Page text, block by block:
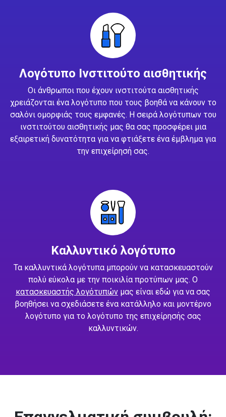
Λογότυπο Ινστιτούτο αισθητικής
Οι άνθρωποι που έχουν ινστιτούτα αισθητικής
χρειάζονται ένα λογότυπο που τους βοηθά να κάνουν το
σαλόνι ομορφιάς τους εμφανές. Η σειρά λογότυπων του
ινστιτούτου αισθητικής μας θα σας προσφέρει μια
εξαιρετική δυνατότητα για να φτιάξετε ένα έμβλημα για
την επιχείρησή σας.
Καλλυντικό λογότυπο
Τα καλλυντικά λογότυπα μπορούν να κατασκευαστούν
πολύ εύκολα με την ποικιλία προτύπων μας. Ο
κατασκευαστής λογότυπών μας είναι εδώ για να σας
βοηθήσει να σχεδιάσετε ένα κατάλληλο και μοντέρνο
λογότυπο για το λογότυπο της επιχείρησής σας
καλλυντικών.